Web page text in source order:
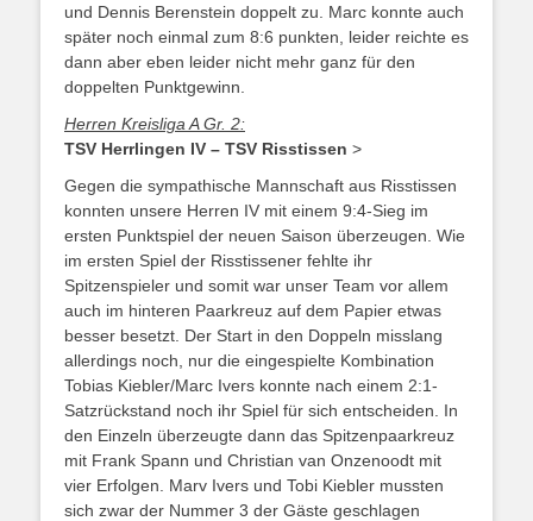
und Dennis Berenstein doppelt zu. Marc konnte auch
später noch einmal zum 8:6 punkten, leider reichte es
dann aber eben leider nicht mehr ganz für den
doppelten Punktgewinn.
Herren Kreisliga A Gr. 2:
TSV Herrlingen IV – TSV Risstissen >
Gegen die sympathische Mannschaft aus Risstissen
konnten unsere Herren IV mit einem 9:4-Sieg im
ersten Punktspiel der neuen Saison überzeugen. Wie
im ersten Spiel der Risstissener fehlte ihr
Spitzenspieler und somit war unser Team vor allem
auch im hinteren Paarkreuz auf dem Papier etwas
besser besetzt. Der Start in den Doppeln misslang
allerdings noch, nur die eingespielte Kombination
Tobias Kiebler/Marc Ivers konnte nach einem 2:1-
Satzrückstand noch ihr Spiel für sich entscheiden. In
den Einzeln überzeugte dann das Spitzenpaarkreuz
mit Frank Spann und Christian van Onzenoodt mit
vier Erfolgen. Marv Ivers und Tobi Kiebler mussten
sich zwar der Nummer 3 der Gäste geschlagen